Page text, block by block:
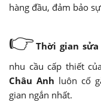
hàng đầu, đảm bảo
👉Thời gian
nhu cầu cấp thiết
Châu Anh luôn cố
gian ngắn nhất.